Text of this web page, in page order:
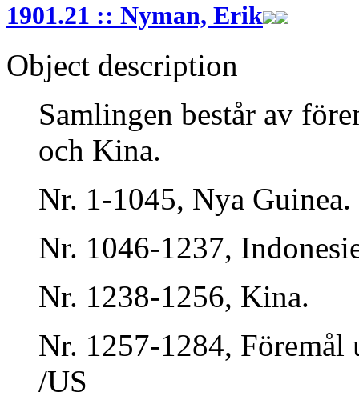
1901.21 :: Nyman, Erik
Object description
Samlingen består av
och Kina.
Nr. 1-1045, Nya Guinea.
Nr. 1046-1237,
Nr. 1238-1256, Kina.
Nr. 1257-1284, Föremål
/US